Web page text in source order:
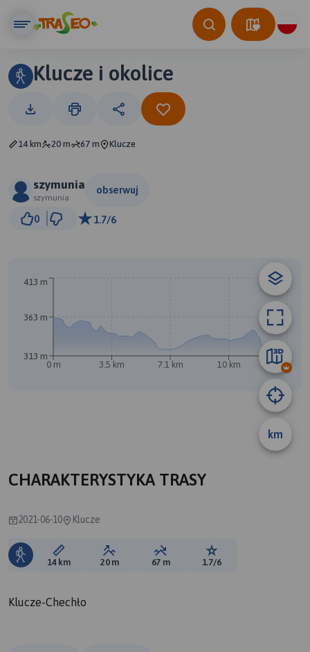
Klucze i okolice
14 km 20 m 67 m Klucze
szymunia
szymunia
obserwuj
0 1.7/6
km
0 m 3.5 km 7.1 km 10 km 14 km
313 m
363 m
413 m
CHARAKTERYSTYKA TRASY
2021-06-10 Klucze
Długość trasy:
14 km Suma przewyższeń:
20 m Suma spadków:
67 m Ocena trasy:
1.7/6
Klucze-Chechło